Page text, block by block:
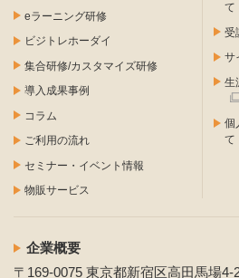
eラーニング研修
ビジトレホーダイ
集合研修/カスタマイズ研修
導入成果事例
コラム
ご利用の流れ
セミナー・イベント情報
物販サービス
て
受
サ
生
個
て
企業概要
〒169-0075 東京都新宿区高田馬場4-